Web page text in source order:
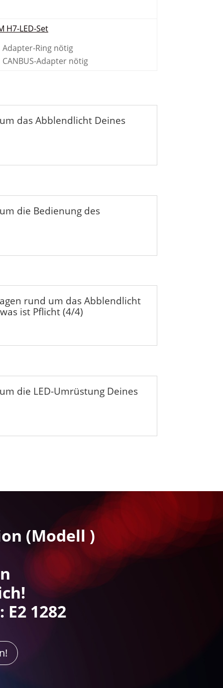
H7-LED-Set
Adapter-Ring nötig
CANBUS-Adapter nötig
das Abblendlicht Deines
die Bedienung des
rund um das Abblendlicht
ist Pflicht (4/4)
die LED-Umrüstung Deines
(Modell )
1282